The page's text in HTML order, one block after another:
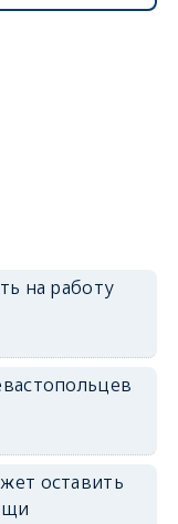
на работу
оставить